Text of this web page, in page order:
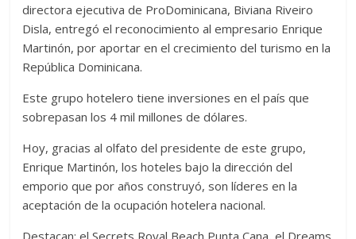
directora ejecutiva de ProDominicana, Biviana Riveiro
Disla, entregó el reconocimiento al empresario Enrique
Martinón, por aportar en el crecimiento del turismo en la
República Dominicana.
Este grupo hotelero tiene inversiones en el país que
sobrepasan los 4 mil millones de dólares.
Hoy, gracias al olfato del presidente de este grupo,
Enrique Martinón, los hoteles bajo la dirección del
emporio que por años construyó, son líderes en la
aceptación de la ocupación hotelera nacional.